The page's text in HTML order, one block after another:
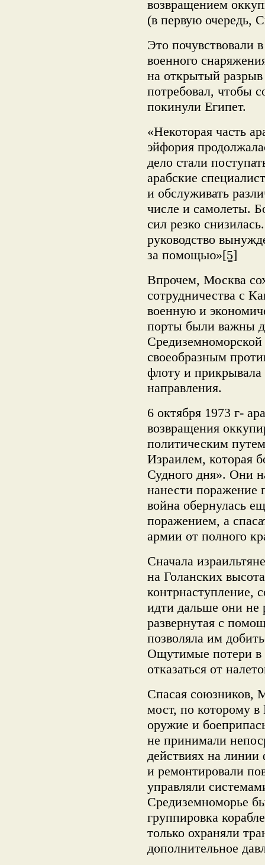
возвращением
(в первую очередь,
Это почувствовали
военного
на открытый
потребовал, чтобы
покинули Египет.
«Некоторая часть
эйфория
дело стали
арабские
и обслуживать
числе и самолеты.
сил резко
руководство
за помощью»[5]
Впрочем, Москва
сотрудничества с
военную и
порты были важны
своеобразным
флоту и
направления.
6 октября 1973 г-
возвращения
политическим
Израилем, которая
Судного дня». Они
нанести поражение
война обернулась
поражением, а
армии от полного
Сначала
на Голанских
контрнаступление,
идти дальше они не
развернутая с
позволяла им
Ощутимые потери в
отказаться от
Спасая союзников,
мост, по которому
оружие и
не принимали
действиях на
и ремонтировали
управляли
Средиземноморье
группировка
только охраняли
дополнительное